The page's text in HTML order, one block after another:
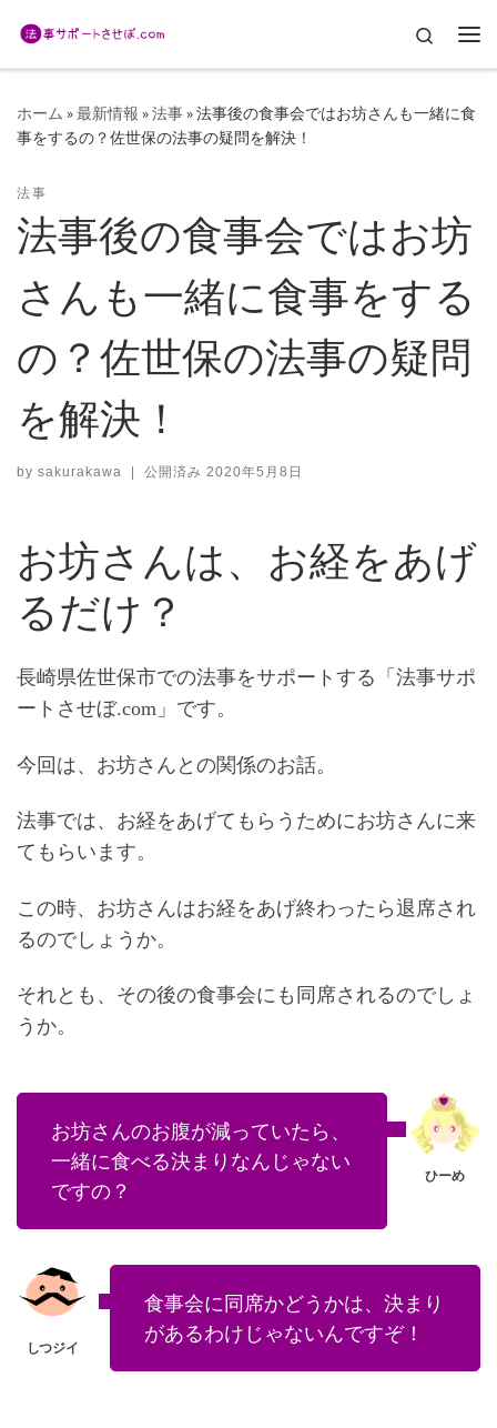
コンテンツへスキップ
Search
ホーム »最新情報 »法事»法事後の食事会ではお坊さんも一緒に食
事をするの？佐世保の法事の疑問を解決！
法事
法事後の食事会ではお坊
さんも一緒に食事をする
の？佐世保の法事の疑問
を解決！
by sakurakawa | 公開済み 2020年5月8日
お坊さんは、お経をあげ
るだけ？
長崎県佐世保市での法事をサポートする「法事サポ
ートさせぼ.com」です。
今回は、お坊さんとの関係のお話。
法事では、お経をあげてもらうためにお坊さんに来
てもらいます。
この時、お坊さんはお経をあげ終わったら退席され
るのでしょうか。
それとも、その後の食事会にも同席されるのでしょ
うか。
お坊さんのお腹が減っていたら、
一緒に食べる決まりなんじゃない
ですの？
食事会に同席かどうかは、決まり
があるわけじゃないんですぞ！